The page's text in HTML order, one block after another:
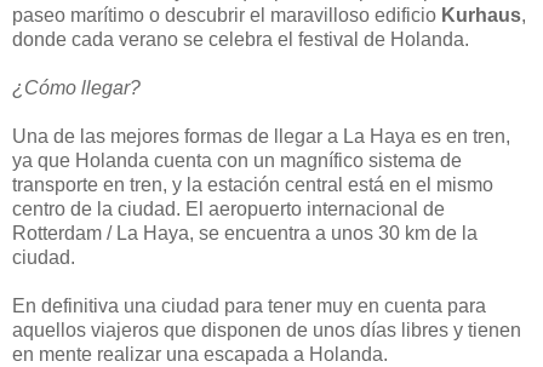
paseo marítimo o descubrir el maravilloso edificio Kurhaus,
donde cada verano se celebra el festival de Holanda.
¿Cómo llegar?
Una de las mejores formas de llegar a La Haya es en tren,
ya que Holanda cuenta con un magnífico sistema de
transporte en tren, y la estación central está en el mismo
centro de la ciudad. El aeropuerto internacional de
Rotterdam / La Haya, se encuentra a unos 30 km de la
ciudad.
En definitiva una ciudad para tener muy en cuenta para
aquellos viajeros que disponen de unos días libres y tienen
en mente realizar una escapada a Holanda.